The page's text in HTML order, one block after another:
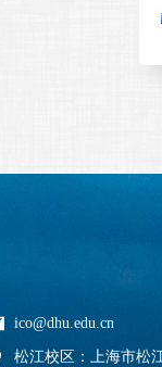
ico@dhu.edu.cn
松江校区：上海市松